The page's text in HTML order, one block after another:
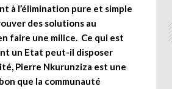
à l’élimination pure et simple
des solutions au
faire une milice. Ce qui est
un Etat peut-il disposer
Pierre Nkurunziza est une
que la communauté